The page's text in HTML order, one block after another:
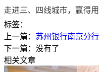
走进三、四线城市，赢得
标签：
上一篇： 苏州银行南京分
下一篇：没有了
相关文章